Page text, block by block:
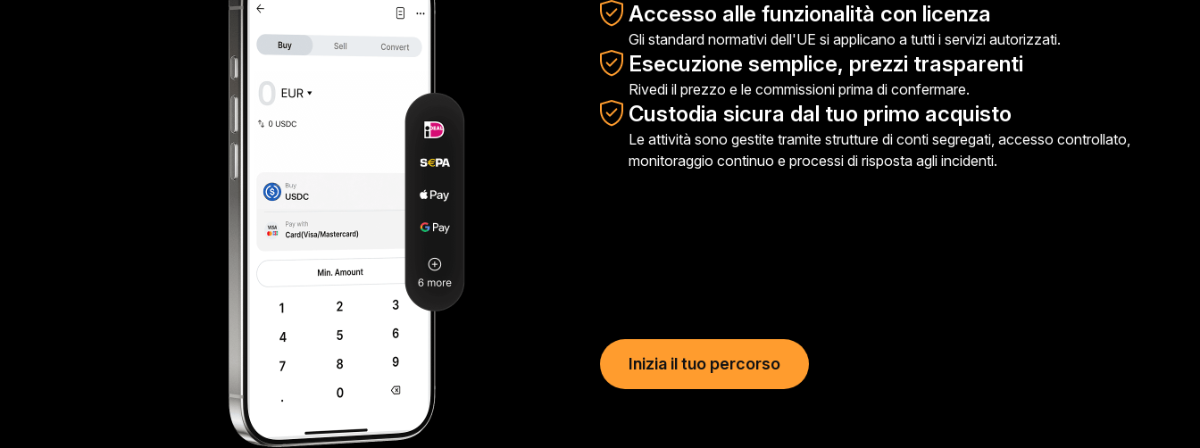
Accesso alle funzionalità con licenza
Gli standard normativi dell'UE si applicano a tutti i servizi autorizzati.
Esecuzione semplice, prezzi trasparenti
Rivedi il prezzo e le commissioni prima di confermare.
Custodia sicura dal tuo primo acquisto
Le attività sono gestite tramite strutture di conti segregati, accesso controllato,
monitoraggio continuo e processi di risposta agli incidenti.
Inizia il tuo percorso